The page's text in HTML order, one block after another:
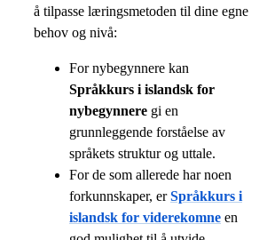
å tilpasse læringsmetoden til dine egne
behov og nivå:
For nybegynnere kan
Språkkurs i islandsk for
nybegynnere gi en
grunnleggende forståelse av
språkets struktur og uttale.
For de som allerede har noen
forkunnskaper, erSpråkkurs i
islandsk for viderekomne en